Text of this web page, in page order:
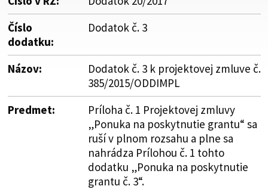
Číslo
dodatku:
Dodatok č. 3
Názov:
Dodatok č. 3 k projektovej zmluve č.
385/2015/ODDIMPL
Predmet:
Príloha č. 1 Projektovej zmluvy
„Ponuka na poskytnutie grantu“ sa
ruší v plnom rozsahu a plne sa
nahrádza Prílohou č. 1 tohto
dodatku „Ponuka na poskytnutie
grantu č. 3“.